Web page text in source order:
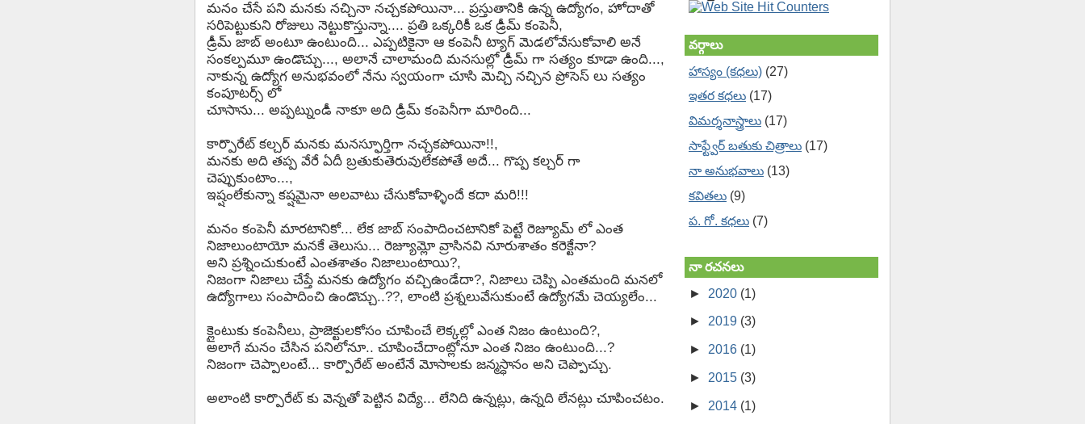
మనం చేసే పని మనకు నచ్చినా నచ్చకపోయినా... ప్రస్తుతానికి ఉన్న ఉద్యోగం, హోదాతో
సరిపెట్టుకుని రోజులు నెట్టుకొస్తున్నా.... ప్రతి ఒక్కరికీ ఒక డ్రీమ్ కంపెనీ,
డ్రీమ్ జాబ్ అంటూ ఉంటుంది... ఎప్పటికైనా ఆ కంపెనీ ట్యాగ్ మెడలోవేసుకోవాలి అనే
సంకల్పమూ ఉండొచ్చు..., అలానే చాలామంది మనసుల్లో డ్రీమ్ గా సత్యం కూడా ఉంది...,
నాకున్న ఉద్యోగ అనుభవంలో నేను స్వయంగా చూసి మెచ్చి నచ్చిన ప్రోసెస్ లు సత్యం
కంపూటర్స్ లో
చూసాను... అప్పట్నుండీ నాకూ అది డ్రీమ్ కంపెనీగా మారింది...
కార్పొరేట్ కల్చర్ మనకు మనస్ఫూర్తిగా నచ్చకపోయినా!!,
మనకు అది తప్ప వేరే ఏదీ బ్రతుకుతెరువులేకపోతే అదే... గొప్ప కల్చర్ గా
చెప్పుకుంటాం...,
ఇష్షంలేకున్నా కష్షమైనా అలవాటు చేసుకోవాళ్ళిందే కదా మరి!!!
మనం కంపెనీ మారటానికో... లేక జాబ్ సంపాదించటానికో పెట్టే రెజ్యూమ్ లో ఎంత
నిజాలుంటాయో మనకే తెలుసు... రెజ్యూమ్లో వ్రాసినవి నూరుశాతం కరెక్టేనా?
అని ప్రశ్నించుకుంటే ఎంతశాతం నిజాలుంటాయి?,
నిజంగా నిజాలు చేప్తే మనకు ఉద్యోగం వచ్చిఉండేదా?, నిజాలు చెప్పి ఎంతమంది మనలో
ఉద్యోగాలు సంపాదించి ఉండొచ్చు..??, లాంటి ప్రశ్నలువేసుకుంటే ఉద్యోగమే చెయ్యలేం...
క్లైంటుకు కంపెనీలు, ప్రాజెక్టులకోసం చూపించే లెక్కల్లో ఎంత నిజం ఉంటుంది?,
అలాగే మనం చేసిన పనిలోనూ.. చూపించేదాంట్లోనూ ఎంత నిజం ఉంటుంది...?
నిజంగా చెప్పాలంటే... కార్పొరేట్ అంటేనే మోసాలకు జన్మస్ధానం అని చెప్పొచ్చు.
అలాంటి కార్పొరేట్ కు వెన్నతో పెట్టిన విద్యే... లేనిది ఉన్నట్లు, ఉన్నది లేనట్లు చూపించటం.
వర్గాలు
హాస్యం (కధలు) (27)
ఇతర కధలు (17)
విమర్శనాస్త్రాలు (17)
సాఫ్ట్వేర్ బతుకు చిత్రాలు (17)
నా అనుభవాలు (13)
కవితలు (9)
ప. గో. కధలు (7)
నా రచనలు
► 2020 (1)
► 2019 (3)
► 2016 (1)
► 2015 (3)
► 2014 (1)